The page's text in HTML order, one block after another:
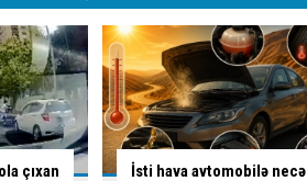
Azərbaycan bundan hər il